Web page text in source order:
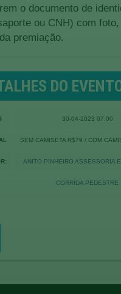
o documento de
ou CNH) com foto,
premiação.
DO
30-04-2023 07:00
SEM CAMISETA R$79 / COM
ANITO PINHEIRO ASSESSORIA
CORRIDA PEDESTRE